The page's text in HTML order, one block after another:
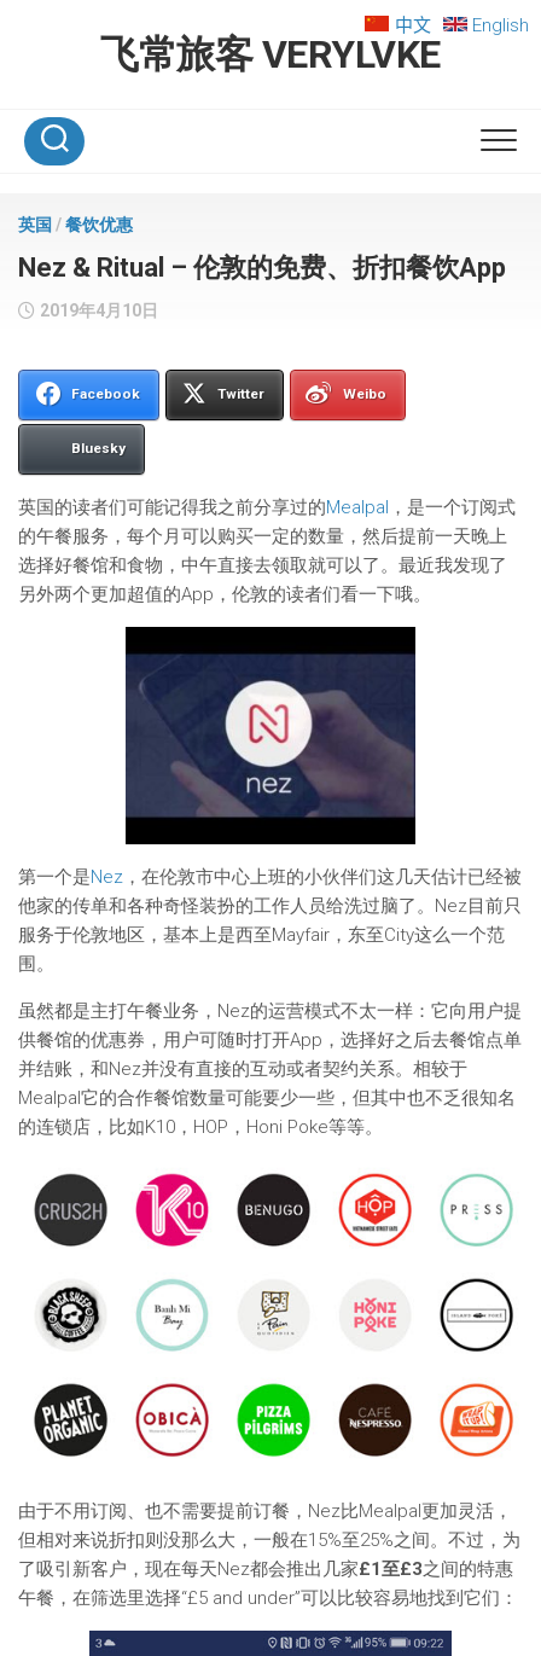
飞常旅客 VERYLVKE
中文 English
英国 /餐饮优惠
Nez & Ritual – 伦敦的免费、折扣餐饮App
2019年4月10日
Facebook Twitter Weibo
Bluesky
英国的读者们可能记得我之前分享过的Mealpal ，是一个订阅式
的午餐服务，每个月可以购买一定的数量，然后提前一天晚上
选择好餐馆和食物，中午直接去领取就可以了。最近我发现了
另外两个更加超值的App，伦敦的读者们看一下哦。
第一个是Nez ，在伦敦市中心上班的小伙伴们这几天估计已经被
他家的传单和各种奇怪装扮的工作人员给洗过脑了。Nez目前只
服务于伦敦地区，基本上是西至Mayfair，东至City这么一个范
围。
虽然都是主打午餐业务，Nez的运营模式不太一样：它向用户提
供餐馆的优惠券，用户可随时打开App，选择好之后去餐馆点单
并结账，和Nez并没有直接的互动或者契约关系。相较于
Mealpal它的合作餐馆数量可能要少一些，但其中也不乏很知名
的连锁店，比如K10，HOP，Honi Poke等等。
由于不用订阅、也不需要提前订餐，Nez比Mealpal更加灵活，
但相对来说折扣则没那么大，一般在15%至25%之间。不过，为
了吸引新客户，现在每天Nez都会推出几家£1至£3之间的特惠
午餐，在筛选里选择“£5 and under”可以比较容易地找到它们：